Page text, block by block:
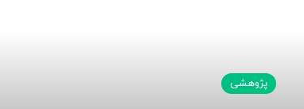
پژوهشی